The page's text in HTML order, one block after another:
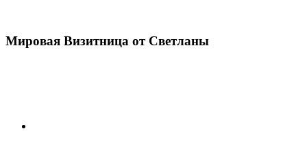
Мировая Визитница от Светланы